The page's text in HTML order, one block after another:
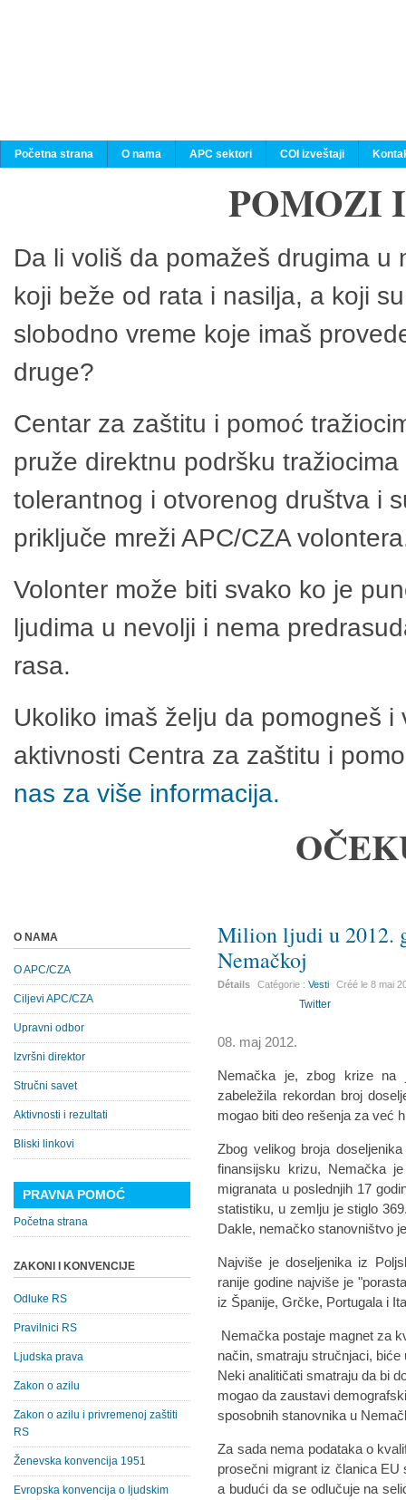
Početna strana O nama APC sektori COI izveštaji
POMOZI
Da li voliš da pomažeš drugima
koji beže od rata i nasilja, a koji
slobodno vreme koje imaš
druge?
Centar za zaštitu i pomoć
pruže direktnu podršku
tolerantnog i otvorenog društva i
priključe mreži APC/CZA
Volonter može biti svako ko je
ljudima u nevolji i nema
rasa.
Ukoliko imaš želju da pomogneš
aktivnosti Centra za zaštitu i
nas za više informacija.
Milion ljudi u 2012.
Nemačkoj
Détails Catégorie :Vesti Créé le8 mai
Twitter
08. maj 2012.
Nemačka je, zbog krize na
zabeležila rekordan broj
mogao biti deo rešenja za već
Zbog velikog broja
finansijsku krizu, Nemačka
migranata u poslednjih 17
statistiku, u zemlju je stiglo
Dakle, nemačko stanovništvo
Najviše je doseljenika iz
ranije godine najviše je
iz Španije, Grčke, Portugala i
Nemačka postaje magnet za
način, smatraju stručnjaci,
Neki analitičati smatraju da bi
mogao da zaustavi
sposobnih stanovnika u
Za sada nema podataka o
prosečni migrant iz članica EU
a budući da se odlučuje na
O NAMA
O APC/CZA
Ciljevi APC/CZA
Upravni odbor
Izvršni direktor
Stručni savet
Aktivnosti i rezultati
Bliski linkovi
PRAVNA POMOĆ
Početna strana
ZAKONI I KONVENCIJE
Odluke RS
Pravilnici RS
Ljudska prava
Zakon o azilu
Zakon o azilu i privremenoj zaštiti
RS
Ženevska konvencija 1951
Evropska konvencija o ljudskim